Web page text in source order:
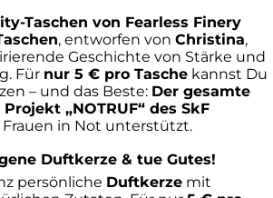
Taschen von Fearless Finery
, entworfen von Christina,
Geschichte von Stärke und
Für nur 5 € pro Tasche kannst Du
– und das Beste: Der gesamte
„NOTRUF“ des SkF
Frauen in Not unterstützt.
Duftkerze & tue Gutes!
persönliche Duftkerze mit